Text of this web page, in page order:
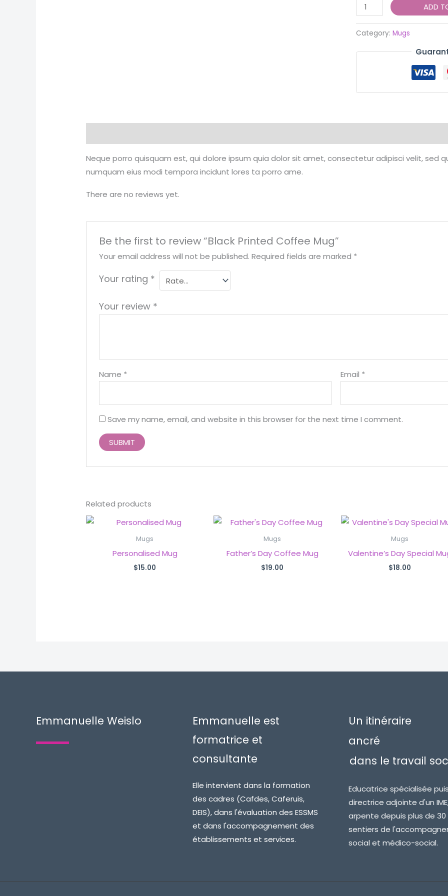
Black
Printed
Coffee
ADD
Category: Mugs
Neque porro quisquam est, qui dolore ipsum quia dolor sit amet, consectetur adipisci velit, sed
numquam eius modi tempora incidunt lores ta porro ame.
There are no reviews yet.
Be the first to review “Black Printed Coffee Mug”
Your email address will not be published. Required fields are marked *
Your rating *
Your review *
Name * Email *
Save my name, email, and website in this browser for the next time I comment.
Related products
Mugs
Personalised Mug
$15.00
Mugs
Father’s Day Coffee Mug
$19.00
Mugs
Valentine’s Day Special
$18.00
Emmanuelle Weislo
Emmanuelle est
formatrice et
consultante
Elle intervient dans la formation
des cadres (Cafdes, Caferuis,
DEIS), dans l'évaluation des ESSMS
et dans l'accompagnement des
établissements et services.
Un itinéraire
ancré
dans le travail
Educatrice spécialisée
directrice adjointe d'un
arpente depuis plus de 30
sentiers de
social et médico-social.